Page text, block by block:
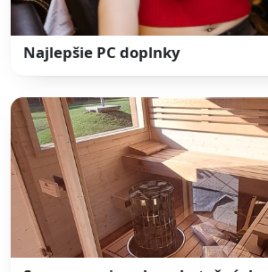
Najlepšie PC doplnky